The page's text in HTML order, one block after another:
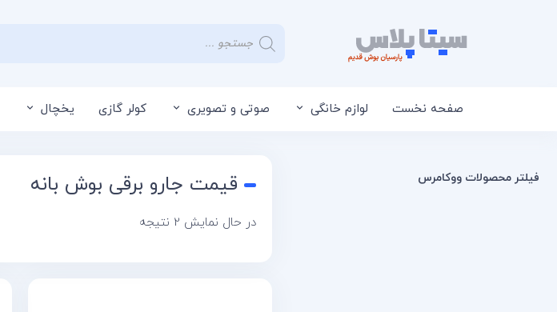
صفحه نخست لوازم خانگی صوتی و تصویری کولر گازی یخچال
قیمت جارو برقی بوش بانه
در حال نمایش 2 نتیجه
فیلتر محصولات ووکامرس